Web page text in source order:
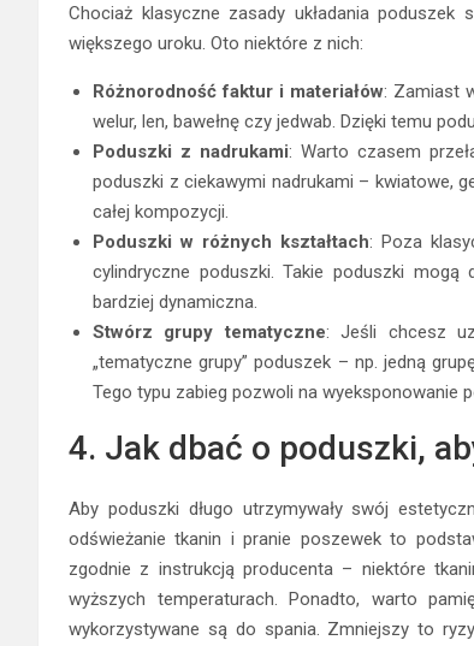
Chociaż klasyczne zasady układania
większego uroku. Oto niektóre z nich:
Różnorodność faktur i materiałów: Zamiast
welur, len, bawełnę czy jedwab. Dzięki temu
Poduszki z nadrukami: Warto czasem
poduszki z ciekawymi nadrukami – kwiatowe,
całej kompozycji.
Poduszki w różnych kształtach: Poza
cylindryczne poduszki. Takie poduszki
bardziej dynamiczna.
Stwórz grupy tematyczne: Jeśli chcesz
„tematyczne grupy” poduszek – np. jedną
Tego typu zabieg pozwoli na wyeksponowanie
4. Jak dbać o poduszki,
Aby poduszki długo utrzymywały swój
odświeżanie tkanin i pranie poszewek to
zgodnie z instrukcją producenta – niektóre
wyższych temperaturach. Ponadto, warto
wykorzystywane są do spania. Zmniejszy to